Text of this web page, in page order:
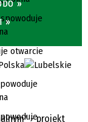
»
»
- projekt